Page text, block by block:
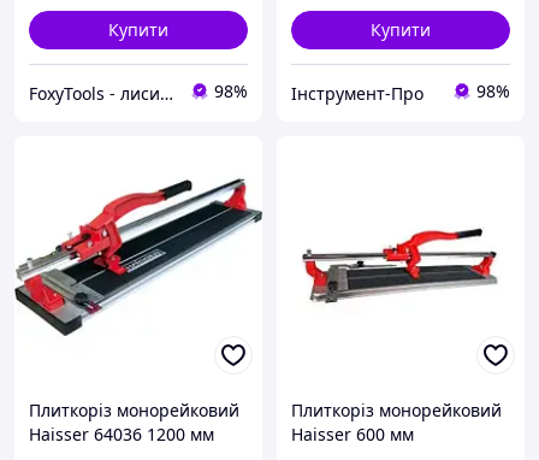
Купити
FoxyTools - лисичка без інструменту не лишить! 98%
Купити
Інструмент-Про 98%
Плиткоріз монорейковий
Haisser 64036 1200 мм
Плиткоріз монорейковий
Haisser 600 мм